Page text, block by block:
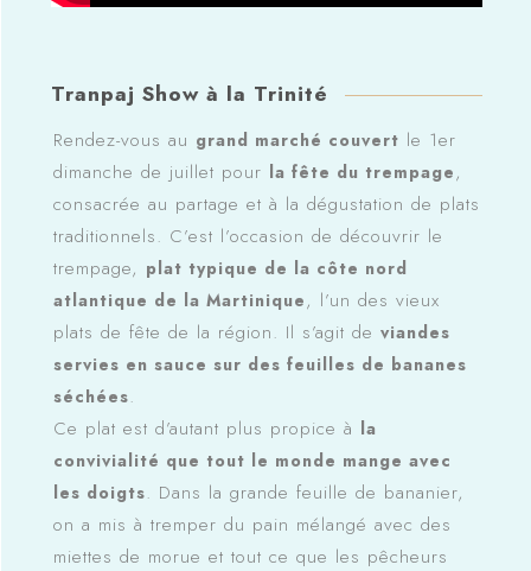
Tranpaj Show à la Trinité
Rendez-vous au grand marché couvert le 1er
dimanche de juillet pour la fête du trempage,
consacrée au partage et à la dégustation de plats
traditionnels. C’est l’occasion de découvrir le
trempage, plat typique de la côte nord
atlantique de la Martinique, l’un des vieux
plats de fête de la région. Il s’agit de viandes
servies en sauce sur des feuilles de bananes
séchées.
Ce plat est d’autant plus propice à la
convivialité que tout le monde mange avec
les doigts. Dans la grande feuille de bananier,
on a mis à tremper du pain mélangé avec des
miettes de morue et tout ce que les pêcheurs